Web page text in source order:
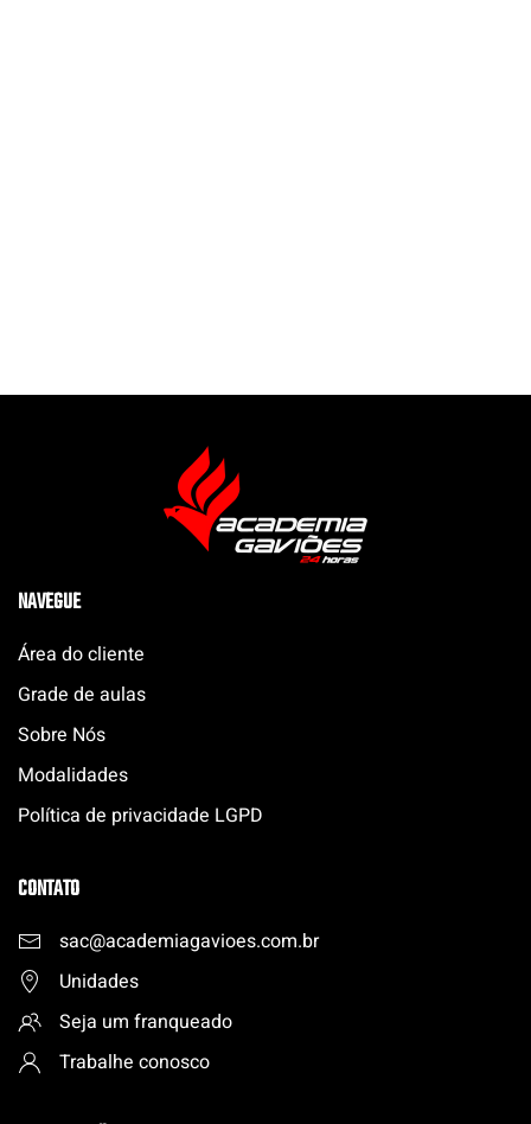
NAVEGUE
Área do cliente
Grade de aulas
Sobre Nós
Modalidades
Política de privacidade LGPD
CONTATO
sac@academiagavioes.com.br
Unidades
Seja um franqueado
Trabalhe conosco